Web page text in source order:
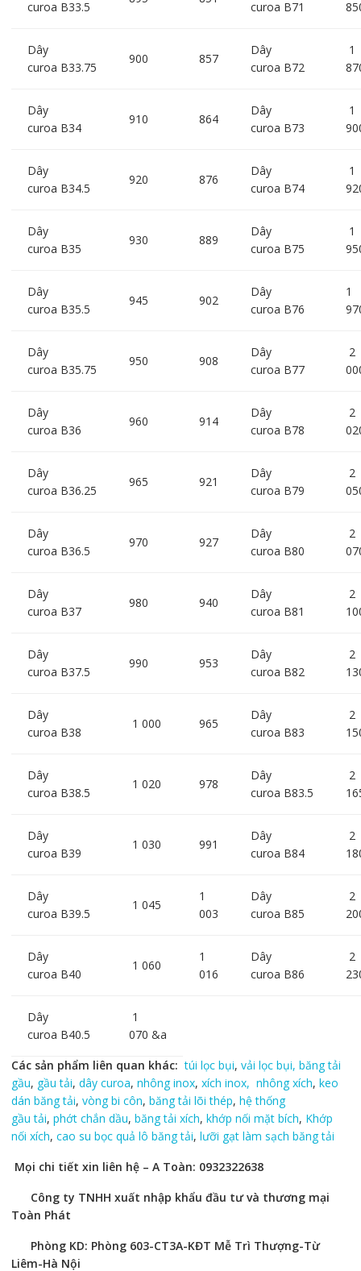
curoa B33.5 curoa B71
Dây
curoa B33.75
900 857
Dây
curoa B72
1
Dây
curoa B34
910 864
Dây
curoa B73
1
Dây
curoa B34.5
920 876
Dây
curoa B74
1
Dây
curoa B35
930 889
Dây
curoa B75
1
Dây
curoa B35.5
945 902
Dây
curoa B76
1
Dây
curoa B35.75
950 908
Dây
curoa B77
2
Dây
curoa B36
960 914
Dây
curoa B78
2
Dây
curoa B36.25
965 921
Dây
curoa B79
2
Dây
curoa B36.5
970 927
Dây
curoa B80
2
Dây
curoa B37
980 940
Dây
curoa B81
2
Dây
curoa B37.5
990 953
Dây
curoa B82
2
Dây
curoa B38
1 000 965
Dây
curoa B83
2
Dây
curoa B38.5
1 020 978
Dây
curoa B83.5
2
Dây
curoa B39
1 030 991
Dây
curoa B84
2
Dây
curoa B39.5
1 045
1
003
Dây
curoa B85
2
Dây
curoa B40
1 060
1
016
Dây
curoa B86
2
Dây
curoa B40.5
1
070 &a
Các sản phẩm liên quan khác: túi lọc bụi, vải lọc bụi, băng tải
gầu, gầu tải, dây curoa, nhông inox, xích inox, nhông xích, keo
dán băng tải, vòng bi côn, băng tải lõi thép, hệ thống
gầu tải, phớt chắn dầu, băng tải xích, khớp nối mặt bích, Khớp
nối xích, cao su bọc quả lô băng tải, lưỡi gạt làm sạch băng tải
Mọi chi tiết xin liên hệ – A Toàn: 0932322638
Công ty TNHH xuất nhập khẩu đầu tư và thương mại
Toàn Phát
Phòng KD: Phòng 603-CT3A-KĐT Mễ Trì Thượng-Từ
Liêm-Hà Nội